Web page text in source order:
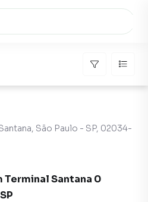
São Paulo - SP, 02034-
Terminal Santana 0